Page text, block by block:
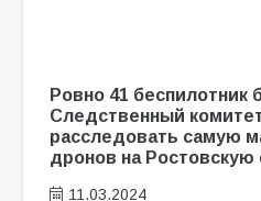
Ровно 41 беспилотник
Следственный
расследовать самую
дронов на Ростовскую
11.03.2024